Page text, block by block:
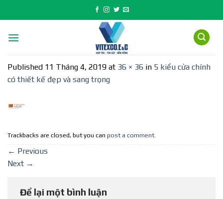
to
Published 11 Tháng 4, 2019 at 36 × 36 in 5 kiểu cửa chính
có thiết kế đẹp và sang trọng
Trackbacks are closed, but you can post a comment.
← Previous
Next →
Để lại một bình luận